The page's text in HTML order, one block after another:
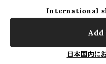
International
日本国内に